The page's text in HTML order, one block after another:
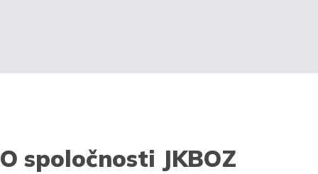
O spoločnosti JKBOZ